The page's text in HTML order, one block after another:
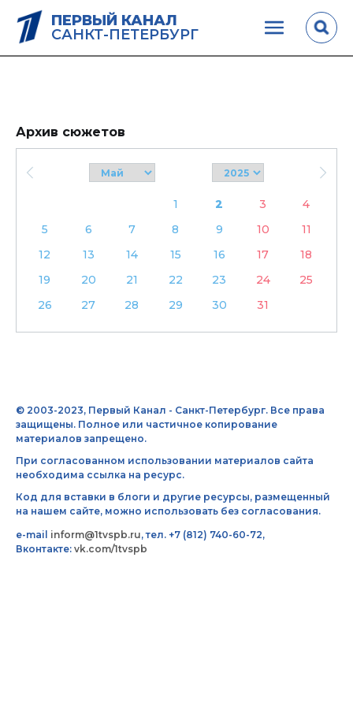
ПЕРВЫЙ КАНАЛ
САНКТ-ПЕТЕРБУРГ
Архив сюжетов
1 2 3
4
5
6 7 8 9 10
11
12
13 14 15 16 17
18
19
20 21 22 23 24
25
26
27 28 29 30 31
© 2003-2023, Первый Канал - Санкт-Петербург. Все права
защищены. Полное или частичное копирование
материалов запрещено.
При согласованном использовании материалов сайта
необходима ссылка на ресурс.
Код для вставки в блоги и другие ресурсы, размещенный
на нашем сайте, можно использовать без согласования.
e-mail inform@1tvspb.ru, тел. +7 (812) 740-60-72,
Вконтакте: vk.com/1tvspb